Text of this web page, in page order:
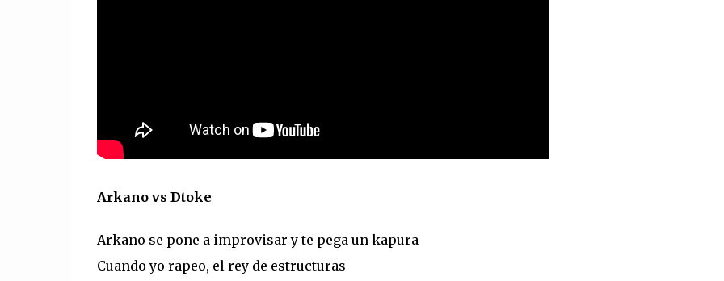
Arkano vs Dtoke
Arkano se pone a improvisar y te pega un kapura
Cuando yo rapeo, el rey de estructuras